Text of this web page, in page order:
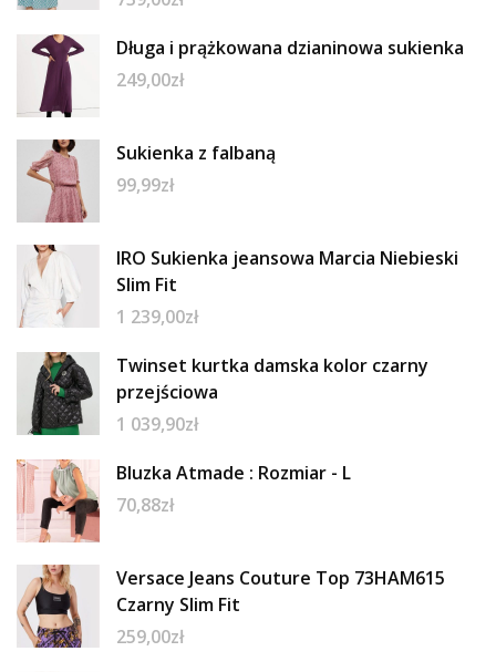
Długa i prążkowana dzianinowa sukienka
249,00zł
Sukienka z falbaną
99,99zł
IRO Sukienka jeansowa Marcia Niebieski
Slim Fit
1 239,00zł
Twinset kurtka damska kolor czarny
przejściowa
1 039,90zł
Bluzka Atmade : Rozmiar - L
70,88zł
Versace Jeans Couture Top 73HAM615
Czarny Slim Fit
259,00zł